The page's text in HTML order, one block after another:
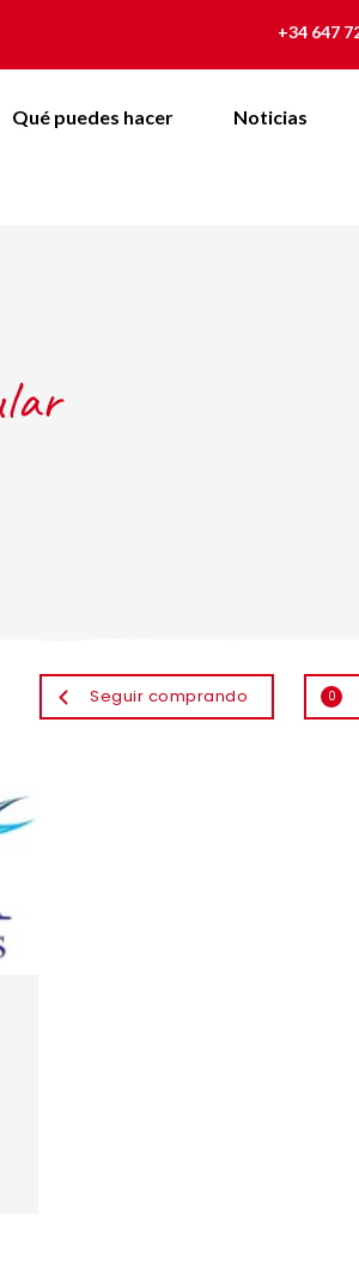
+34 647
Qué puedes hacer Noticias
Seguir comprando 0